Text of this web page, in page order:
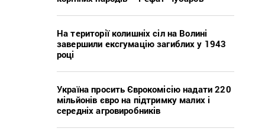
На території колишніх сіл на Волині
завершили ексгумацію загиблих у 1943
році
Україна просить Єврокомісію надати 220
мільйонів євро на підтримку малих і
середніх агровиробників